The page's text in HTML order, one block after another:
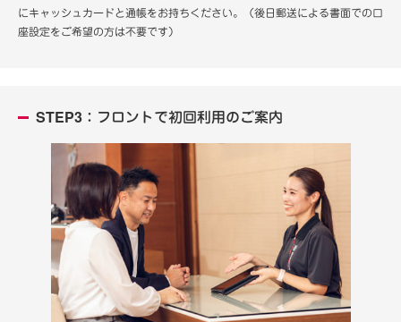
にキャッシュカードと通帳をお持ちください。（後日郵送による書面での口
座設定をご希望の方は不要です）
STEP3：フロントで初回利用のご案内